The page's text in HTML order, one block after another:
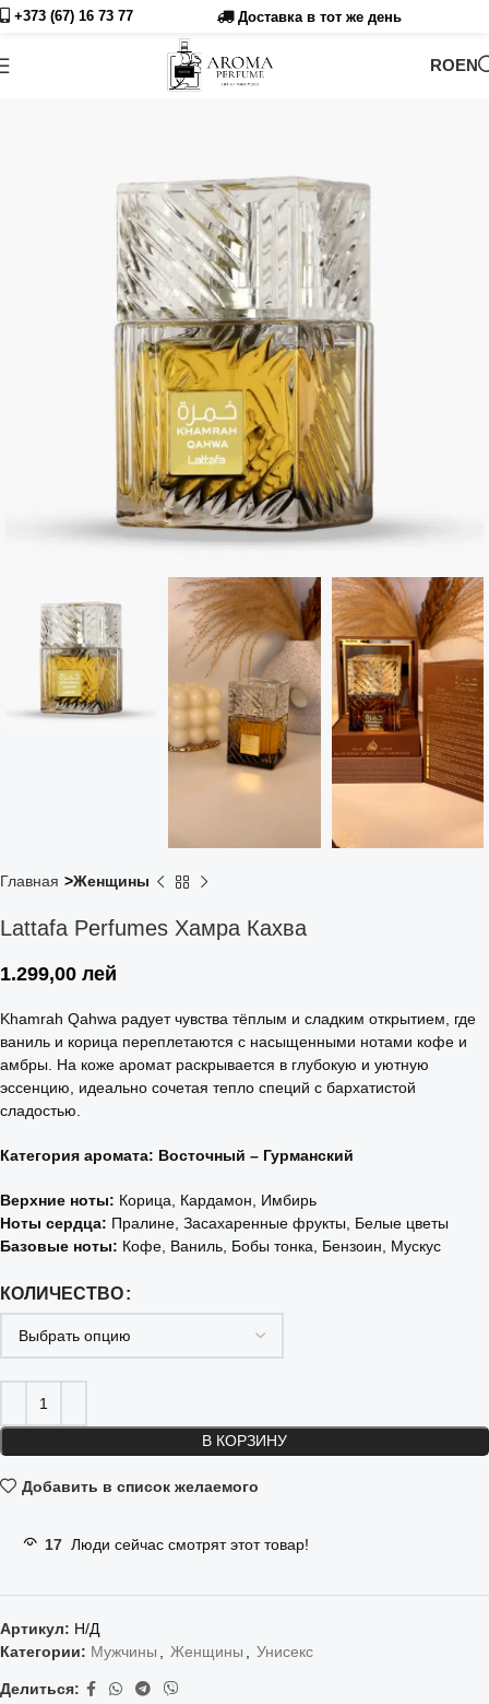
+373 (67) 16 73 77 Доставка в тот же день
ROEN
Главная Женщины
Lattafa Perfumes Хамра Кахва
1.299,00 лей
Khamrah Qahwa радует чувства тёплым и сладким открытием, где
ваниль и корица переплетаются с насыщенными нотами кофе и
амбры. На коже аромат раскрывается в глубокую и уютную
эссенцию, идеально сочетая тепло специй с бархатистой
сладостью.
Категория аромата: Восточный – Гурманский
Верхние ноты: Корица, Кардамон, Имбирь
Ноты сердца: Пралине, Засахаренные фрукты, Белые цветы
Базовые ноты: Кофе, Ваниль, Бобы тонка, Бензоин, Мускус
КОЛИЧЕСТВО
В КОРЗИНУ
Добавить в список желаемого
17 Люди сейчас смотрят этот товар!
Артикул: Н/Д
Категории: Мужчины Женщины Унисекс
Делиться: